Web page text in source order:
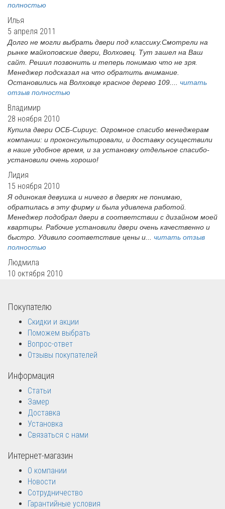
полностью
Илья
5 апреля 2011
Долго не могли выбрать двери под классику.Смотрели на
рынке майкоповские двери, Волховец. Тут зашел на Ваш
сайт. Решил позвонить и теперь понимаю что не зря.
Менеджер подсказал на что обратить внимание.
Остановились на Волховце красное дерево 109.... читать
отзыв полностью
Владимир
28 ноября 2010
Купила двери ОСБ-Сириус. Огромное спасибо менеджерам
компании: и проконсультировали, и доставку осуществили
в наше удобное время, и за установку отдельное спасибо-
установили очень хорошо!
Лидия
15 ноября 2010
Я одинокая девушка и ничего в дверях не понимаю,
обратилась в эту фирму и была удивлена работой.
Менеджер подобрал двери в соответствии с дизайном моей
квартиры. Рабочие установили двери очень качественно и
быстро. Удивило соответствие цены и... читать отзыв
полностью
Людмила
10 октября 2010
Покупателю
Скидки и акции
Поможем выбрать
Вопрос-ответ
Отзывы покупателей
Информация
Статьи
Замер
Доставка
Установка
Связаться с нами
Интернет-магазин
О компании
Новости
Сотрудничество
Гарантийные условия